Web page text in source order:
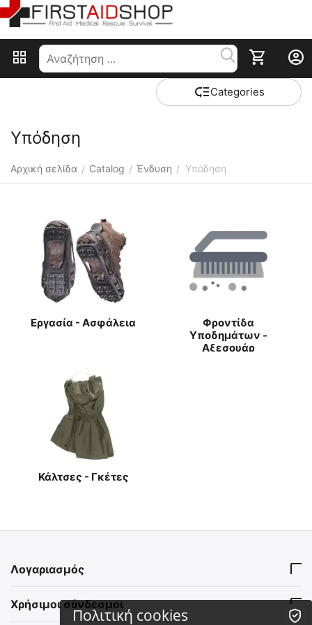
Сategories
Υπόδηση
Αρχική σελίδα / Catalog / Ένδυση / Υπόδηση
Εργασία - Ασφάλεια
Φροντίδα
Υποδημάτων -
Αξεσουάρ
Κάλτσες - Γκέτες
Λογαριασμός
Χρήσιμοι σύνδεσμοι
Πολιτική cookies